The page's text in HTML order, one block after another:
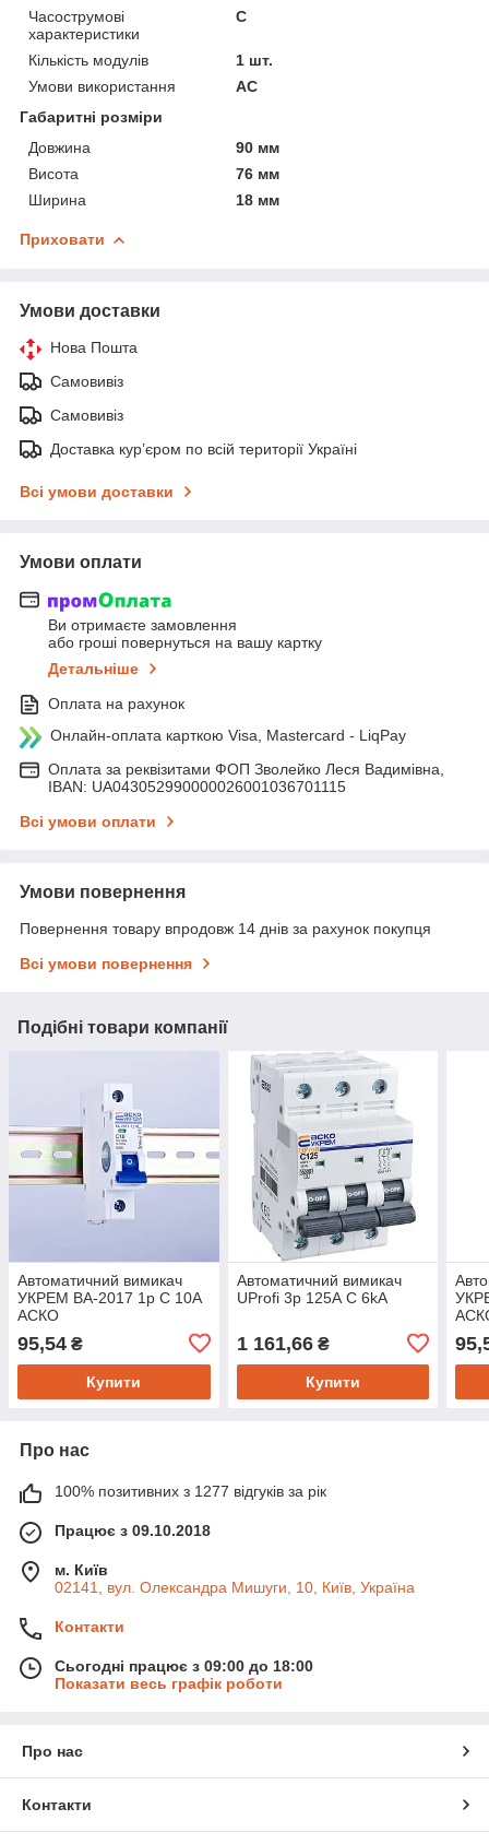
Часострумові
характеристики
C
Кількість модулів
1 шт.
Умови використання
АС
Габаритні розміри
Довжина
90 мм
Висота
76 мм
Ширина
18 мм
Приховати
Умови доставки
Нова Пошта
Самовивіз
Самовивіз
Доставка кур’єром по всій території Україні
Всі умови доставки
Умови оплати
Ви отримаєте замовлення
або гроші повернуться на вашу картку
Детальніше
Оплата на рахунок
Онлайн-оплата карткою Visa, Mastercard - LiqPay
Оплата за реквізитами ФОП Зволейко Леся Вадимівна,
IBAN: UA043052990000026001036701115
Всі умови оплати
Умови повернення
Повернення товару впродовж 14 днів за рахунок покупця
Всі умови повернення
Подібні товари компанії
Автоматичний вимикач
УКРЕМ ВА-2017 1р С 10А
АСКО
95,54 ₴
Купити
Автоматичний вимикач
UProfi 3р 125А C 6kА
1 161,66₴
Купити
Про нас
100% позитивних з 1277 відгуків за рік
Працює з 09.10.2018
м. Київ
02141, вул. Олександра Мишуги, 10, Київ, Україна
Контакти
Сьогодні працює з 09:00 до 18:00
Показати весь графік роботи
Про нас
Контакти